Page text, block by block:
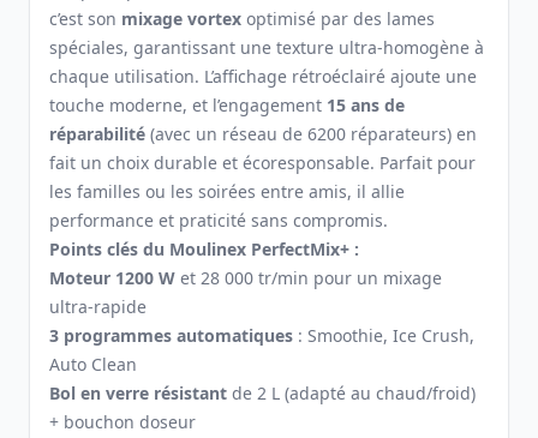
c’est son mixage vortex optimisé par des lames
spéciales, garantissant une texture ultra-homogène à
chaque utilisation. L’affichage rétroéclairé ajoute une
touche moderne, et l’engagement 15 ans de
réparabilité (avec un réseau de 6200 réparateurs) en
fait un choix durable et écoresponsable. Parfait pour
les familles ou les soirées entre amis, il allie
performance et praticité sans compromis.
Points clés du Moulinex PerfectMix+ :
Moteur 1200 W et 28 000 tr/min pour un mixage
ultra-rapide
3 programmes automatiques : Smoothie, Ice Crush,
Auto Clean
Bol en verre résistant de 2 L (adapté au chaud/froid)
+ bouchon doseur